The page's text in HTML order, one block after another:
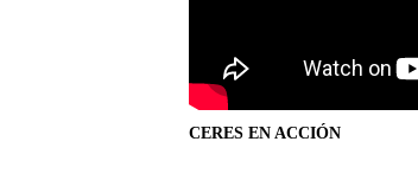
CERES EN ACCIÓN